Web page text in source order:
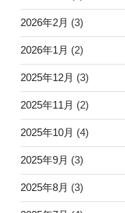
2026年2月 (3)
2026年1月 (2)
2025年12月 (3)
2025年11月 (2)
2025年10月 (4)
2025年9月 (3)
2025年8月 (3)